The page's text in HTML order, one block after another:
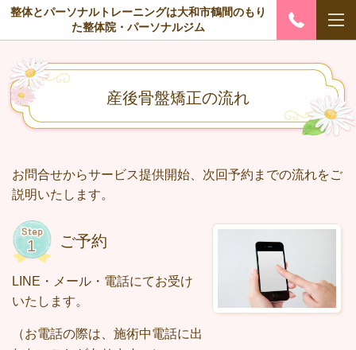
整体とパーソナルトレーニングは大和市鶴間のもり
た整体院・パーソナルジム
産後骨盤矯正の流れ
お問合せからサービス提供開始、次回予約までの流れをご
説明いたします。
ご予約
LINE・メール・電話にてお受け
いたします。
（お電話の際は、施術中電話に出